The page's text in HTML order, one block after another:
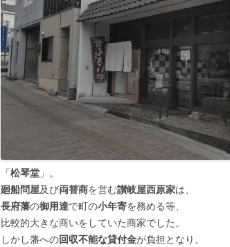
●情報募集
「松琴堂 」。
廻船問屋及び両替商を営む讃岐屋西原家は、
長府藩の御用達で町の小年寄を務める等、
比較的大きな商いをしていた商家でした。
しかし藩への回収不能な貸付金が負担となり、